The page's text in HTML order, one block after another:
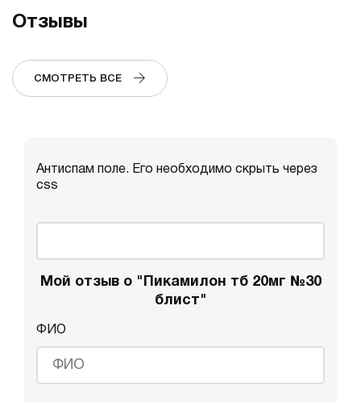
Отзывы
СМОТРЕТЬ ВСЕ
Антиспам поле. Его необходимо скрыть через
css
Мой отзыв о "Пикамилон тб 20мг №30
блист"
ФИО